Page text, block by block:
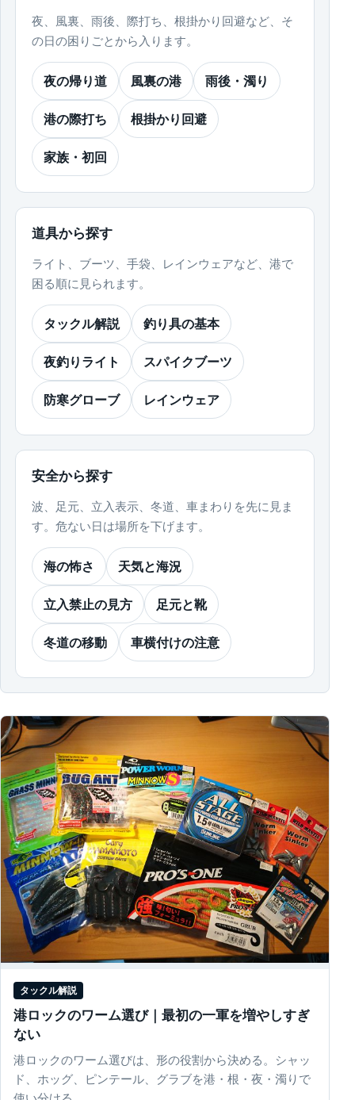
夜、風裏、雨後、際打ち、根掛かり回避など、そ
の日の困りごとから入ります。
夜の帰り道 風裏の港 雨後・濁り
港の際打ち 根掛かり回避
家族・初回
道具から探す
ライト、ブーツ、手袋、レインウェアなど、港で
困る順に見られます。
タックル解説 釣り具の基本
夜釣りライト スパイクブーツ
防寒グローブ レインウェア
安全から探す
波、足元、立入表示、冬道、車まわりを先に見ま
す。危ない日は場所を下げます。
海の怖さ 天気と海況
立入禁止の見方 足元と靴
冬道の移動 車横付けの注意
タックル解説
港ロックのワーム選び｜最初の一軍を増やしすぎ
ない
港ロックのワーム選びは、形の役割から決める。シャッ
ド、ホッグ、ピンテール、グラブを港・根・夜・濁りで